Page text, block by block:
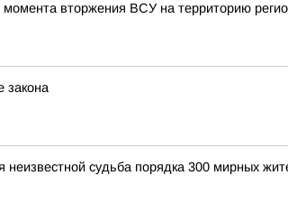
момента вторжения ВСУ на территорию
закона
неизвестной судьба порядка 300 мирных